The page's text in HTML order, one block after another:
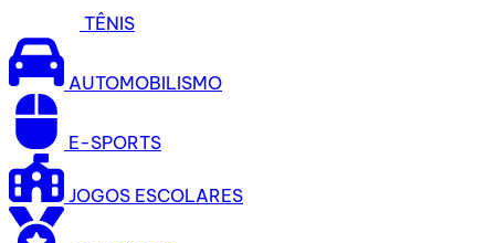
TÊNIS
AUTOMOBILISMO
E-SPORTS
JOGOS ESCOLARES